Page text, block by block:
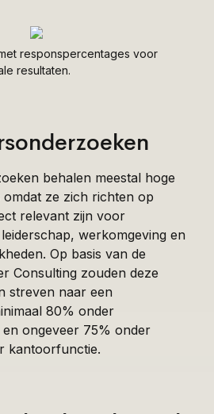
responspercentages voor
resultaten.
behalen meestal hoge
ze zich richten op
relevant zijn voor
werkomgeving en
Op basis van de
Consulting zouden deze
streven naar een
80% onder
ongeveer 75% onder
kantoorfunctie.